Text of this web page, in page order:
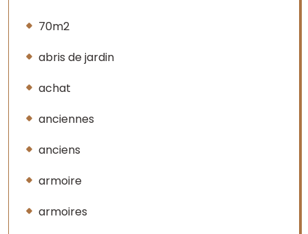
70m2
abris de jardin
achat
anciennes
anciens
armoire
armoires